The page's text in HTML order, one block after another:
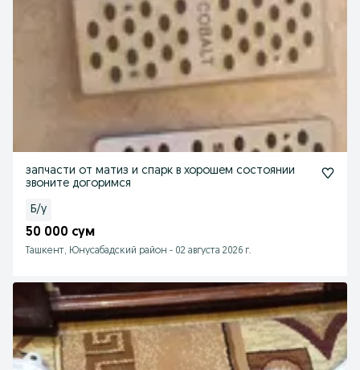
запчасти от матиз и спарк в хорошем состоянии
звоните догоримся
Б/у
50 000 сум
Ташкент, Юнусабадский район - 02 августа 2026 г.